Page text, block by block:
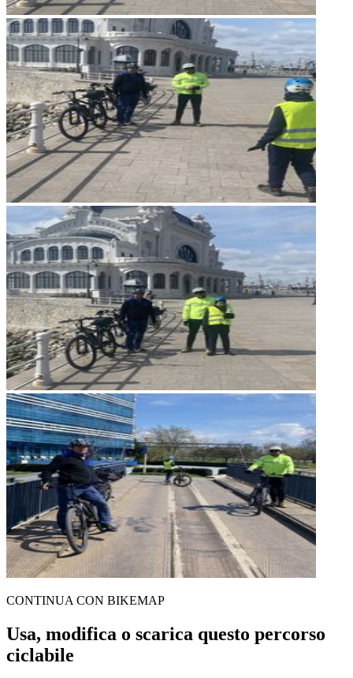
CONTINUA CON BIKEMAP
Usa, modifica o scarica questo percorso
ciclabile